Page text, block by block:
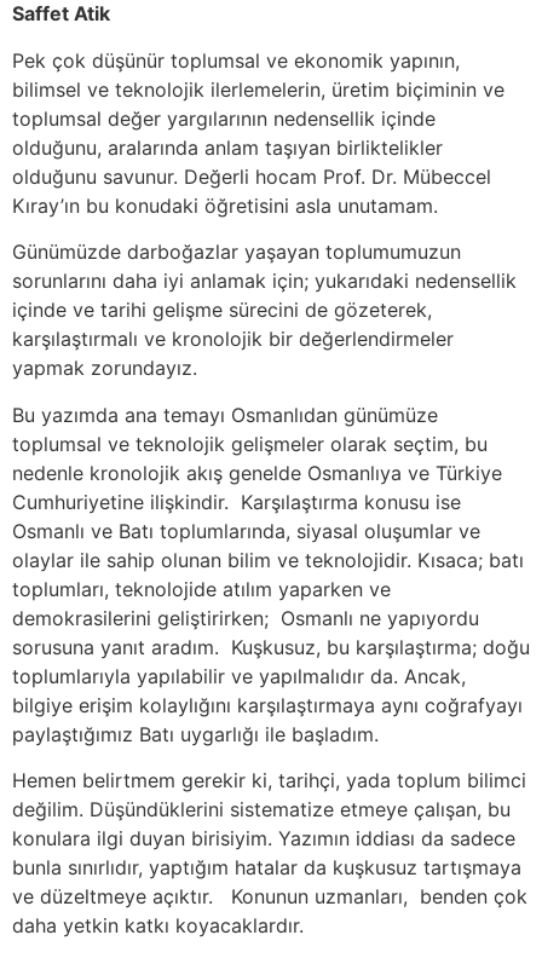
Saffet Atik
Pek çok düşünür toplumsal ve ekonomik yapının,
bilimsel ve teknolojik ilerlemelerin, üretim biçiminin ve
toplumsal değer yargılarının nedensellik içinde
olduğunu, aralarında anlam taşıyan birliktelikler
olduğunu savunur. Değerli hocam Prof. Dr. Mübeccel
Kıray’ın bu konudaki öğretisini asla unutamam.
Günümüzde darboğazlar yaşayan toplumumuzun
sorunlarını daha iyi anlamak için; yukarıdaki nedensellik
içinde ve tarihi gelişme sürecini de gözeterek,
karşılaştırmalı ve kronolojik bir değerlendirmeler
yapmak zorundayız.
Bu yazımda ana temayı Osmanlıdan günümüze
toplumsal ve teknolojik gelişmeler olarak seçtim, bu
nedenle kronolojik akış genelde Osmanlıya ve Türkiye
Cumhuriyetine ilişkindir. Karşılaştırma konusu ise
Osmanlı ve Batı toplumlarında, siyasal oluşumlar ve
olaylar ile sahip olunan bilim ve teknolojidir. Kısaca; batı
toplumları, teknolojide atılım yaparken ve
demokrasilerini geliştirirken; Osmanlı ne yapıyordu
sorusuna yanıt aradım. Kuşkusuz, bu karşılaştırma; doğu
toplumlarıyla yapılabilir ve yapılmalıdır da. Ancak,
bilgiye erişim kolaylığını karşılaştırmaya aynı coğrafyayı
paylaştığımız Batı uygarlığı ile başladım.
Hemen belirtmem gerekir ki, tarihçi, yada toplum bilimci
değilim. Düşündüklerini sistematize etmeye çalışan, bu
konulara ilgi duyan birisiyim. Yazımın iddiası da sadece
bunla sınırlıdır, yaptığım hatalar da kuşkusuz tartışmaya
ve düzeltmeye açıktır. Konunun uzmanları, benden çok
daha yetkin katkı koyacaklardır.